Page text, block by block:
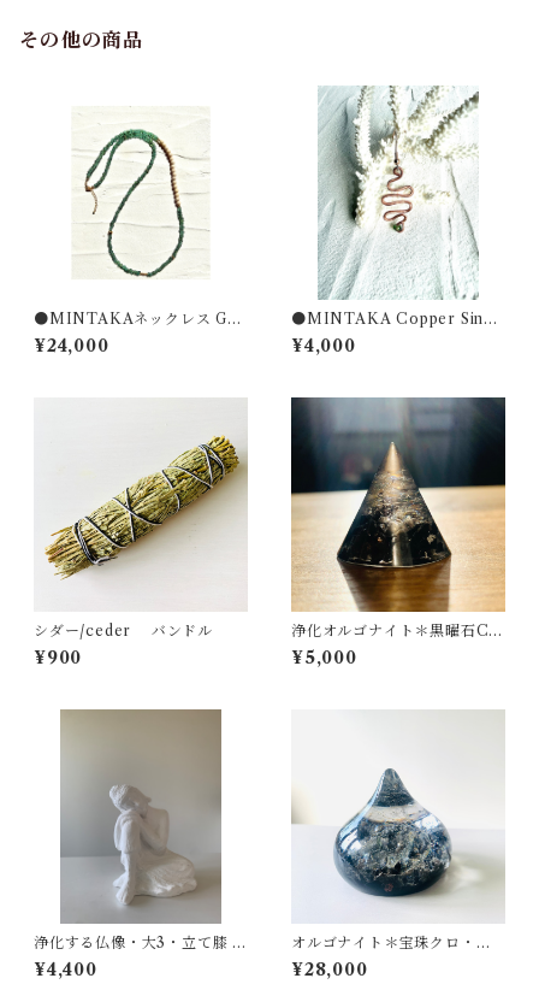
その他の商品
●MINTAKAネックレス GR7
0｜Lion's Gate Collection 2
026
¥24,000
●MINTAKA Copper Singl
eピアス ｜Lion's Gate Colle
ction 2026
¥4,000
シダー/ceder バンドル
¥900
浄化オルゴナイト＊黒曜石C・
オブシディアン・円すい・XS
サイズ（Altteraシリーズ）
¥5,000
浄化する仏像・大3・立て膝 ・
大仏・空気を浄化するアー
ト・化石サンゴ マイナスイ
¥4,400
オルゴナイト＊宝珠クロ・黒
曜石・オブシディアン・隕
石・Lサイズ（Altteraシリー
¥28,000